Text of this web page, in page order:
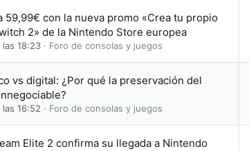
59,99€ con la nueva promo «Crea tu propio
2» de la Nintendo Store europea
las 18:23 Foro de consolas y juegos
vs digital: ¿Por qué la preservación del
las 16:52 Foro de consolas y juegos
Elite 2 confirma su llegada a Nintendo